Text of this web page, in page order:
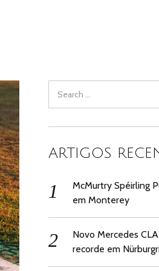
for:
ARTIGOS
McMurtry Spéirling
em Monterey
Novo Mercedes
recorde em